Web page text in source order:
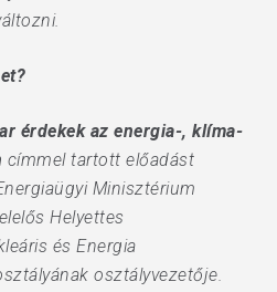
érdekek az energia-, klíma-
címmel tartott előadást
Minisztérium
Helyettes
és Energia
osztályvezetője.